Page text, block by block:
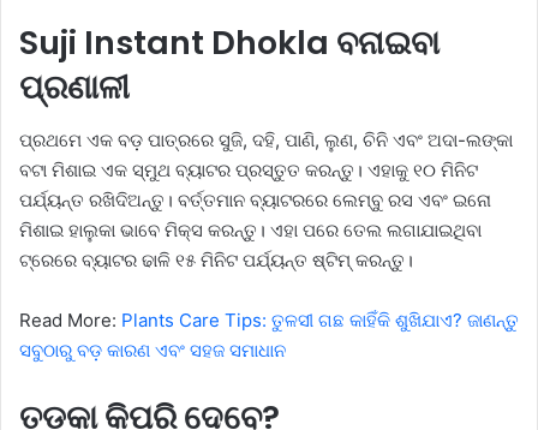
Suji Instant Dhokla ବନାଇବା
ପ୍ରଣାଳୀ
ପ୍ରଥମେ ଏକ ବଡ଼ ପାତ୍ରରେ ସୁଜି, ଦହି, ପାଣି, ଲୁଣ, ଚିନି ଏବଂ ଅଦା-ଲଙ୍କା
ବଟା ମିଶାଇ ଏକ ସ୍ମୁଥ ବ୍ୟାଟର ପ୍ରସ୍ତୁତ କରନ୍ତୁ। ଏହାକୁ ୧୦ ମିନିଟ
ପର୍ଯ୍ୟନ୍ତ ରଖିଦିଅନ୍ତୁ। ବର୍ତ୍ତମାନ ବ୍ୟାଟରରେ ଲେମ୍ବୁ ରସ ଏବଂ ଇନୋ
ମିଶାଇ ହାଲୁକା ଭାବେ ମିକ୍ସ କରନ୍ତୁ। ଏହା ପରେ ତେଲ ଲଗାଯାଇଥିବା
ଟ୍ରେରେ ବ୍ୟାଟର ଢାଳି ୧୫ ମିନିଟ ପର୍ଯ୍ୟନ୍ତ ଷ୍ଟିମ୍ କରନ୍ତୁ।
Read More: Plants Care Tips: ତୁଳସୀ ଗଛ କାହିଁକି ଶୁଖିଯାଏ? ଜାଣନ୍ତୁ
ସବୁଠାରୁ ବଡ଼ କାରଣ ଏବଂ ସହଜ ସମାଧାନ
ତଡକା କିପରି ଦେବେ?